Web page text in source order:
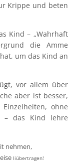
Krippe und beten
Kind – „Wahrhaft
die Amme
um das Kind an
vor allem über
aber ist besser,
ohne
– das Kind lehre
nehmen,
liübertragen!